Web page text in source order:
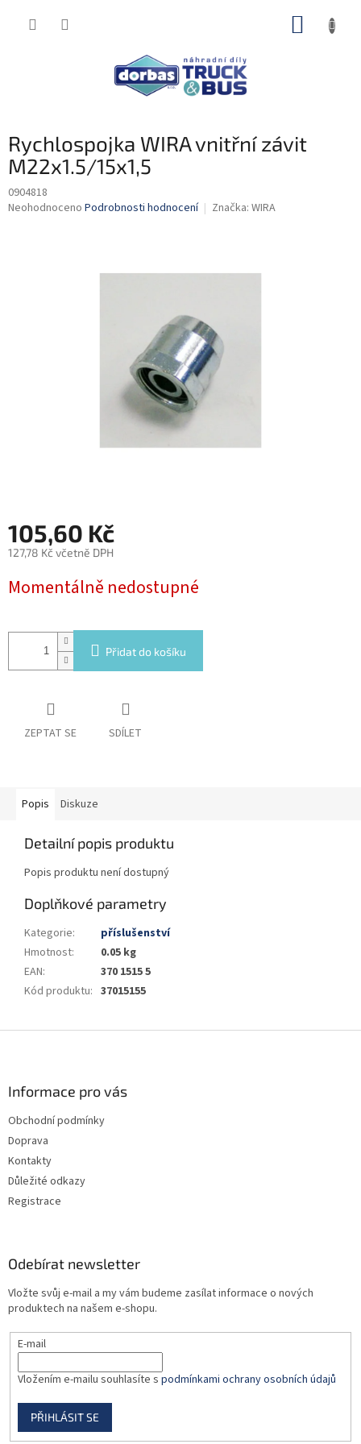
Rychlospojka WIRA vnitřní závit
M22x1.5/15x1,5
0904818
Průměrné
Neohodnoceno Podrobnosti hodnocení Značka: WIRA
105,60 Kč
127,78 Kč včetně DPH
cena:
Momentálně nedostupné
Přidat do košíku
ZEPTAT SE SDÍLET
Popis Diskuze
Detailní popis produktu
Popis produktu není dostupný
Doplňkové parametry
Kategorie:
příslušenství
Hmotnost:
0.05 kg
EAN:
370 1515 5
Kód produktu: 37015155
Informace pro vás
Obchodní podmínky
Doprava
Kontakty
Důležité odkazy
Registrace
Odebírat newsletter
Vložte svůj e-mail a my vám budeme zasílat informace o nových
produktech na našem e-shopu.
E-mail
Vložením e-mailu souhlasíte s podmínkami ochrany osobních údajů
PŘIHLÁSIT SE